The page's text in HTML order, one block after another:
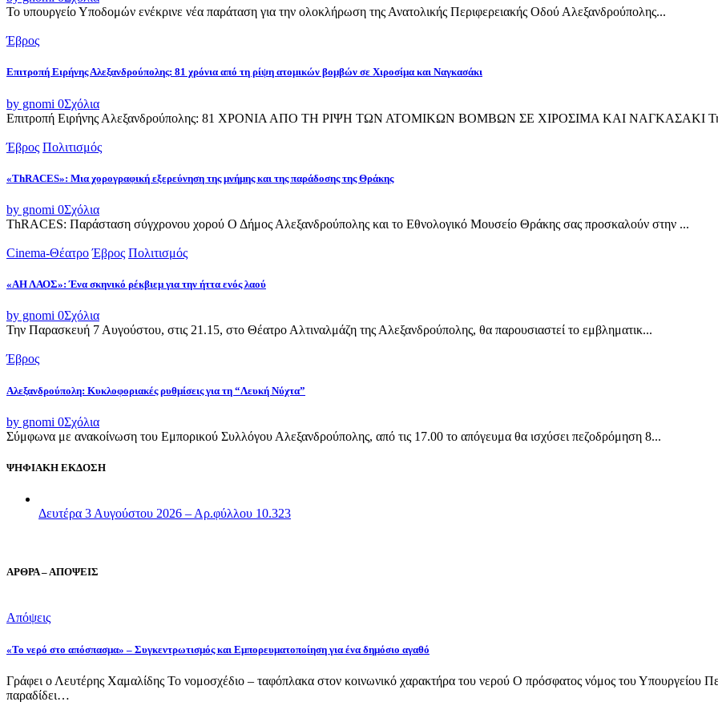
Το υπουργείο Υποδομών ενέκρινε νέα παράταση για την ολοκλήρωση της Ανατολικής Περιφερειακής Οδού Αλεξανδρούπολης...
Έβρος
Επιτροπή Ειρήνης Αλεξανδρούπολης: 81 χρόνια από τη ρίψη ατομικών βομβών σε Χιροσίμα και Ναγκασάκι
by gnomi 0Σχόλια
Επιτροπή Ειρήνης Αλεξανδρούπολης: 81 ΧΡΟΝΙΑ ΑΠΟ ΤΗ ΡΙΨΗ ΤΩΝ ΑΤΟΜΙΚΩΝ ΒΟΜΒΩΝ ΣΕ ΧΙΡΟΣΙΜΑ ΚΑΙ ΝΑΓΚΑΣΑΚΙ
Έβρος Πολιτισμός
«ThRACES»: Μια χορογραφική εξερεύνηση της μνήμης και της παράδοσης της Θράκης
by gnomi 0Σχόλια
ThRACES: Παράσταση σύγχρονου χορού Ο Δήμος Αλεξανδρούπολης και το Εθνολογικό Μουσείο Θράκης σας προσκαλούν στην ...
Cinema-Θέατρο Έβρος Πολιτισμός
«ΑΗ ΛΑΟΣ»: Ένα σκηνικό ρέκβιεμ για την ήττα ενός λαού
by gnomi 0Σχόλια
Την Παρασκευή 7 Αυγούστου, στις 21.15, στο Θέατρο Αλτιναλμάζη της Αλεξανδρούπολης, θα παρουσιαστεί το εμβληματικ...
Έβρος
Αλεξανδρούπολη: Κυκλοφοριακές ρυθμίσεις για τη “Λευκή Νύχτα”
by gnomi 0Σχόλια
Σύμφωνα με ανακοίνωση του Εμπορικού Συλλόγου Αλεξανδρούπολης, από τις 17.00 το απόγευμα θα ισχύσει πεζοδρόμηση 8...
ΨΗΦΙΑΚΗ ΕΚΔΟΣΗ
Δευτέρα 3 Αυγούστου 2026 – Αρ.φύλλου 10.323
ΑΡΘΡΑ – ΑΠΟΨΕΙΣ
Απόψεις
«Το νερό στο απόσπασμα» – Συγκεντρωτισμός και Εμπορευματοποίηση για ένα δημόσιο αγαθό
Γράφει ο Λευτέρης Χαμαλίδης Το νομοσχέδιο – ταφόπλακα στον κοινωνικό χαρακτήρα του νερού Ο πρόσφατος νόμος του Υπουργείου
παραδίδει…